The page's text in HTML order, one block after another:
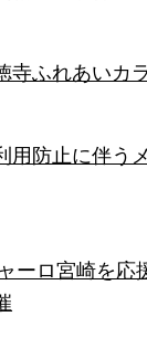
寺ふれあいカ
用防止に伴う
ーロ宮崎を